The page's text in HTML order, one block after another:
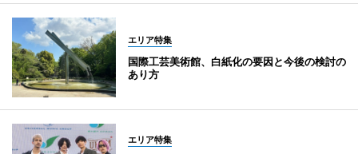
エリア特集
国際工芸美術館、白紙化の要因と今後の検討の
あり方
エリア特集